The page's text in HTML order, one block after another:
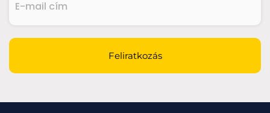
mail
CAPTCHA
Feliratkozás